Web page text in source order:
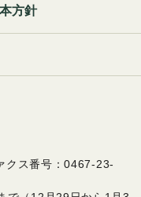
方針
クス番号：0467-23-